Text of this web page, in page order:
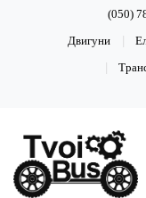
(050)
Двигуни